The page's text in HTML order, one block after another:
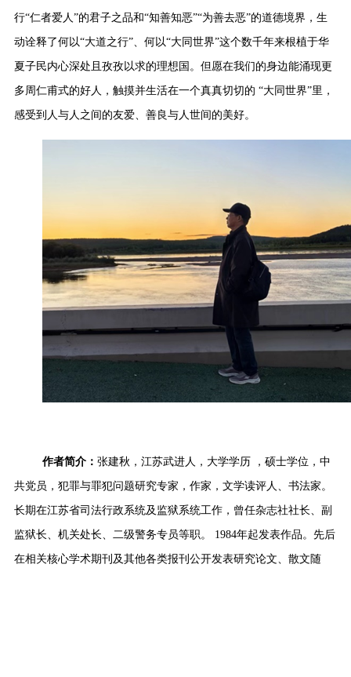
行“仁者爱人”的君子之品和“知善知恶”“为善去恶”的道德境界，生
动诠释了何以“大道之行”、何以“大同世界”这个数千年来根植于华
夏子民内心深处且孜孜以求的理想国。但愿在我们的身边能涌现更
多周仁甫式的好人，触摸并生活在一个真真切切的 “大同世界”里，
感受到人与人之间的友爱、善良与人世间的美好。
作者简介： 张建秋，江苏武进人，大学学历 ，硕士学位，中
共党员，犯罪与罪犯问题研究专家，作家， 文学读评人、 书法家。
长期在江苏省司法行政系统及监狱系统工作，曾任杂志社社长、副
监狱长、机关处长、二级警务专员等职。 1984年起发表作品。先后
在相关核心学术期刊及其他各类报刊公开发表研究论文、散文随